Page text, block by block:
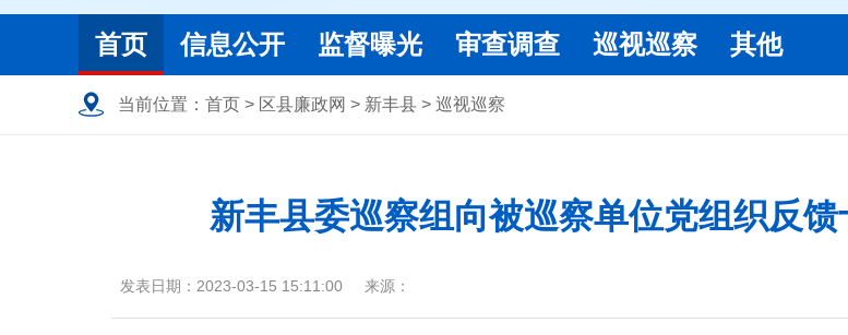
首页 信息公开 监督曝光 审查调查 巡视巡察 其他
当前位置： 首页 > 区县廉政网 > 新丰县 > 巡视巡察
新丰县委巡察组向被巡察单位党组织反
发表日期： 2023-03-15 15:11:00 来源：